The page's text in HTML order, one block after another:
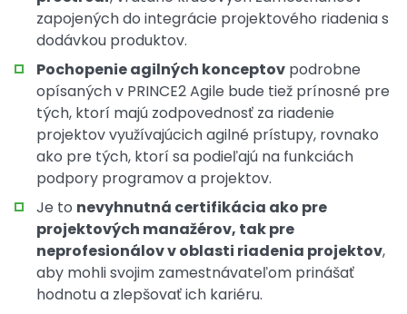
zapojených do integrácie projektového riadenia s
dodávkou produktov.
Pochopenie agilných konceptov podrobne
opísaných v PRINCE2 Agile bude tiež prínosné pre
tých, ktorí majú zodpovednosť za riadenie
projektov využívajúcich agilné prístupy, rovnako
ako pre tých, ktorí sa podieľajú na funkciách
podpory programov a projektov.
Je to nevyhnutná certifikácia ako pre
projektových manažérov, tak pre
neprofesionálov v oblasti riadenia projektov,
aby mohli svojim zamestnávateľom prinášať
hodnotu a zlepšovať ich kariéru.